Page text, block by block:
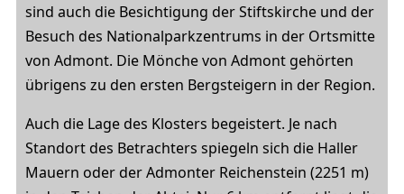
sind auch die Besichtigung der Stiftskirche und der
Besuch des Nationalparkzentrums in der Ortsmitte
von Admont. Die Mönche von Admont gehörten
übrigens zu den ersten Bergsteigern in der Region.
Auch die Lage des Klosters begeistert. Je nach
Standort des Betrachters spiegeln sich die Haller
Mauern oder der Admonter Reichenstein (2251 m)